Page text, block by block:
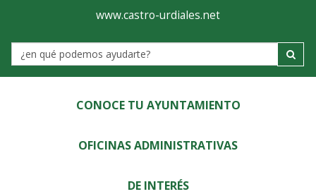
Ayuntamiento
de
Castro-
Urdiales
www.castro-urdiales.net
Label
CONOCE TU AYUNTAMIENTO
OFICINAS ADMINISTRATIVAS
DE INTERÉS